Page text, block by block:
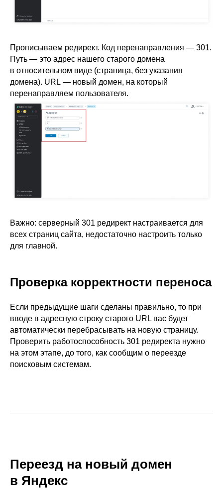
Прописываем редирект. Код перенаправления — 301.
Путь — это адрес нашего старого домена
в относительном виде (страница, без указания
домена). URL — новый домен, на который
перенаправляем пользователя.
Важно: серверный 301 редирект настраивается для
всех страниц сайта, недостаточно настроить только
для главной.
Проверка корректности переноса
Если предыдущие шаги сделаны правильно, то при
вводе в адресную строку старого URL вас будет
автоматически перебрасывать на новую страницу.
Проверить работоспособность 301 редиректа нужно
на этом этапе, до того, как сообщим о переезде
поисковым системам.
Переезд на новый домен
в Яндекс